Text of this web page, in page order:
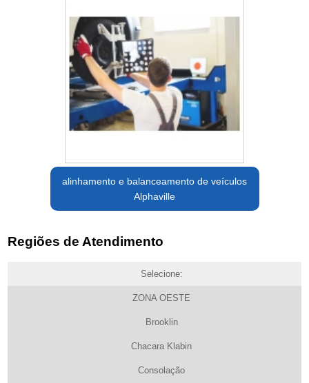
alinhamento e balanceamento de veículos
Alphaville
Regiões de Atendimento
Selecione:
ZONA OESTE
Brooklin
Chacara Klabin
Consolação